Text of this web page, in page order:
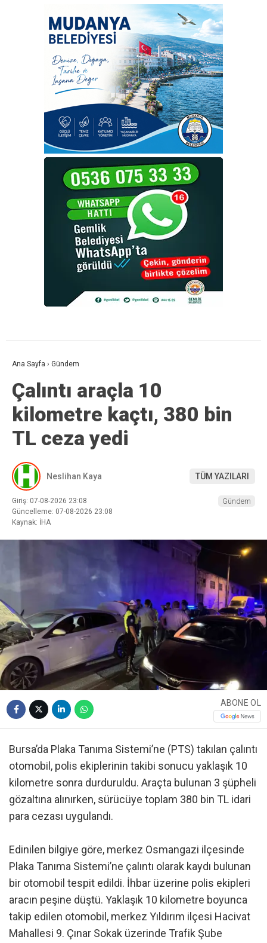
Ana Sayfa › Gündem
Çalıntı araçla 10
kilometre kaçtı, 380 bin
TL ceza yedi
Neslihan Kaya TÜM YAZILARI
Giriş: 07-08-2026 23:08
Güncelleme: 07-08-2026 23:08
Kaynak: İHA
Gündem
ABONE OL
Bursa’da Plaka Tanıma Sistemi’ne (PTS) takılan çalıntı
otomobil, polis ekiplerinin takibi sonucu yaklaşık 10
kilometre sonra durduruldu. Araçta bulunan 3 şüpheli
gözaltına alınırken, sürücüye toplam 380 bin TL idari
para cezası uygulandı.
Edinilen bilgiye göre, merkez Osmangazi ilçesinde
Plaka Tanıma Sistemi’ne çalıntı olarak kaydı bulunan
bir otomobil tespit edildi. İhbar üzerine polis ekipleri
aracın peşine düştü. Yaklaşık 10 kilometre boyunca
takip edilen otomobil, merkez Yıldırım ilçesi Hacivat
Mahallesi 9. Çınar Sokak üzerinde Trafik Şube